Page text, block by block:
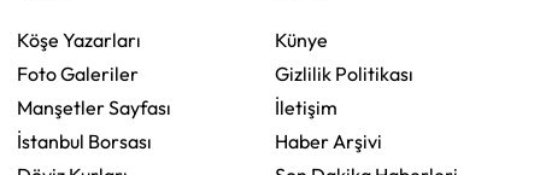
Köşe Yazarları
Foto Galeriler
Manşetler Sayfası
İstanbul Borsası
Künye
Gizlilik Politikası
İletişim
Haber Arşivi